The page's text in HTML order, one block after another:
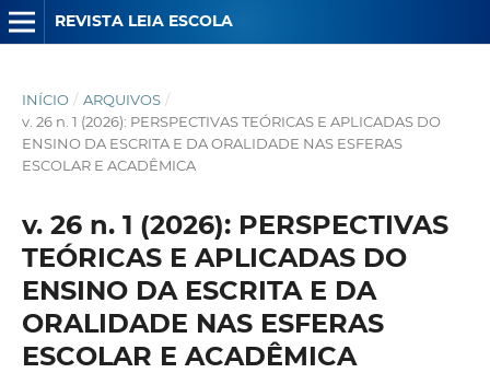
REVISTA LEIA ESCOLA
INÍCIO / ARQUIVOS /
v. 26 n. 1 (2026): PERSPECTIVAS TEÓRICAS E APLICADAS DO
ENSINO DA ESCRITA E DA ORALIDADE NAS ESFERAS
ESCOLAR E ACADÊMICA
v. 26 n. 1 (2026): PERSPECTIVAS
TEÓRICAS E APLICADAS DO
ENSINO DA ESCRITA E DA
ORALIDADE NAS ESFERAS
ESCOLAR E ACADÊMICA